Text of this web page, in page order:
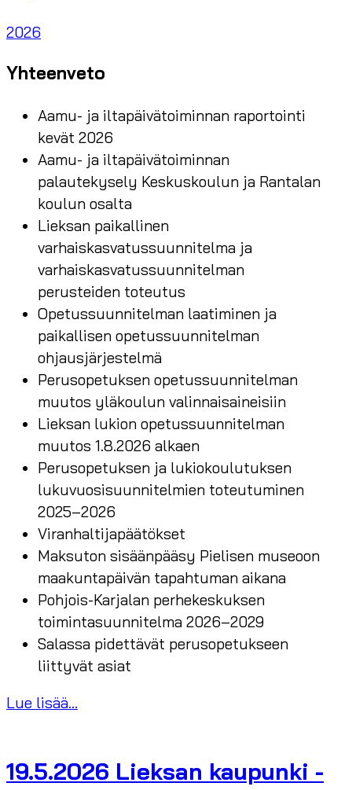
2026
Yhteenveto
Aamu- ja iltapäivätoiminnan raportointi
kevät 2026
Aamu- ja iltapäivätoiminnan
palautekysely Keskuskoulun ja Rantalan
koulun osalta
Lieksan paikallinen
varhaiskasvatussuunnitelma ja
varhaiskasvatussuunnitelman
perusteiden toteutus
Opetussuunnitelman laatiminen ja
paikallisen opetussuunnitelman
ohjausjärjestelmä
Perusopetuksen opetussuunnitelman
muutos yläkoulun valinnaisaineisiin
Lieksan lukion opetussuunnitelman
muutos 1.8.2026 alkaen
Perusopetuksen ja lukiokoulutuksen
lukuvuosisuunnitelmien toteutuminen
2025–2026
Viranhaltijapäätökset
Maksuton sisäänpääsy Pielisen museoon
maakuntapäivän tapahtuman aikana
Pohjois-Karjalan perhekeskuksen
toimintasuunnitelma 2026–2029
Salassa pidettävät perusopetukseen
liittyvät asiat
Lue lisää...
19.5.2026 Lieksan kaupunki -